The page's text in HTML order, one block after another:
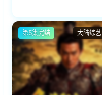
大陆综艺
第5集完结